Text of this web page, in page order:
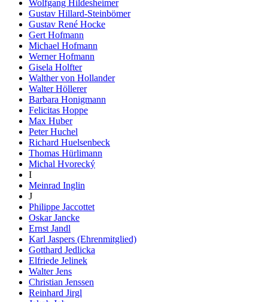
Wolfgang Hildesheimer
Gustav Hillard-Steinbömer
Gustav René Hocke
Gert Hofmann
Michael Hofmann
Werner Hofmann
Gisela Holfter
Walther von Hollander
Walter Höllerer
Barbara Honigmann
Felicitas Hoppe
Max Huber
Peter Huchel
Richard Huelsenbeck
Thomas Hürlimann
Michal Hvorecký
I
Meinrad Inglin
J
Philippe Jaccottet
Oskar Jancke
Ernst Jandl
Karl Jaspers (Ehrenmitglied)
Gotthard Jedlicka
Elfriede Jelinek
Walter Jens
Christian Jenssen
Reinhard Jirgl